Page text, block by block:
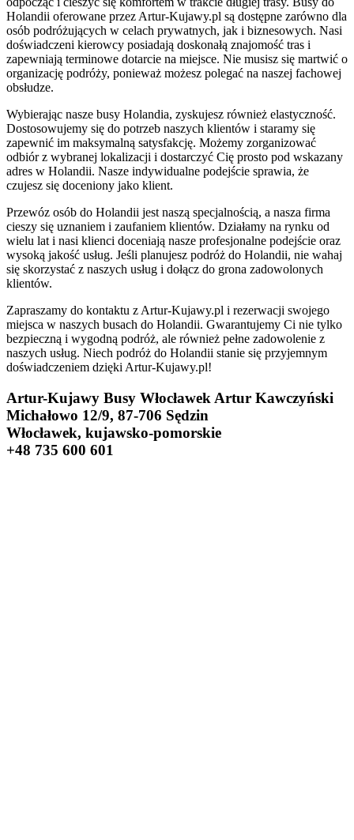
Holandii oferowane przez Artur-Kujawy.pl są dostępne zarówno dla
osób podróżujących w celach prywatnych, jak i biznesowych. Nasi
doświadczeni kierowcy posiadają doskonałą znajomość tras i
zapewniają terminowe dotarcie na miejsce. Nie musisz się martwić o
organizację podróży, ponieważ możesz polegać na naszej fachowej
obsłudze.
Wybierając nasze busy Holandia, zyskujesz również elastyczność.
Dostosowujemy się do potrzeb naszych klientów i staramy się
zapewnić im maksymalną satysfakcję. Możemy zorganizować
odbiór z wybranej lokalizacji i dostarczyć Cię prosto pod wskazany
adres w Holandii. Nasze indywidualne podejście sprawia, że
czujesz się doceniony jako klient.
Przewóz osób do Holandii jest naszą specjalnością, a nasza firma
cieszy się uznaniem i zaufaniem klientów. Działamy na rynku od
wielu lat i nasi klienci doceniają nasze profesjonalne podejście oraz
wysoką jakość usług. Jeśli planujesz podróż do Holandii, nie wahaj
się skorzystać z naszych usług i dołącz do grona zadowolonych
klientów.
Zapraszamy do kontaktu z Artur-Kujawy.pl i rezerwacji swojego
miejsca w naszych busach do Holandii. Gwarantujemy Ci nie tylko
bezpieczną i wygodną podróż, ale również pełne zadowolenie z
naszych usług. Niech podróż do Holandii stanie się przyjemnym
doświadczeniem dzięki Artur-Kujawy.pl!
Artur-Kujawy Busy Włocławek Artur Kawczyński
Michałowo 12/9, 87-706 Sędzin
Włocławek, kujawsko-pomorskie
+48 735 600 601